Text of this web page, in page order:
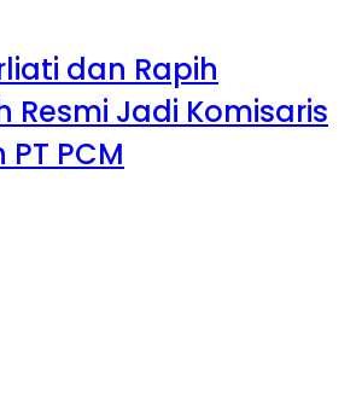
dan Rapih
Resmi Jadi Komisaris
PCM